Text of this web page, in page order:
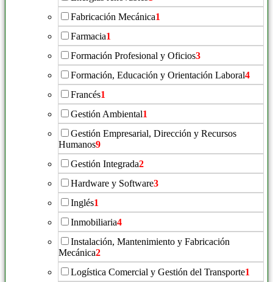
Fabricación Mecánica1
Farmacia1
Formación Profesional y Oficios3
Formación, Educación y Orientación Laboral4
Francés1
Gestión Ambiental1
Gestión Empresarial, Dirección y Recursos
Humanos9
Gestión Integrada2
Hardware y Software3
Inglés1
Inmobiliaria4
Instalación, Mantenimiento y Fabricación
Mecánica2
Logística Comercial y Gestión del Transporte1